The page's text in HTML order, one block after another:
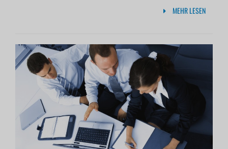
MEHR LESEN